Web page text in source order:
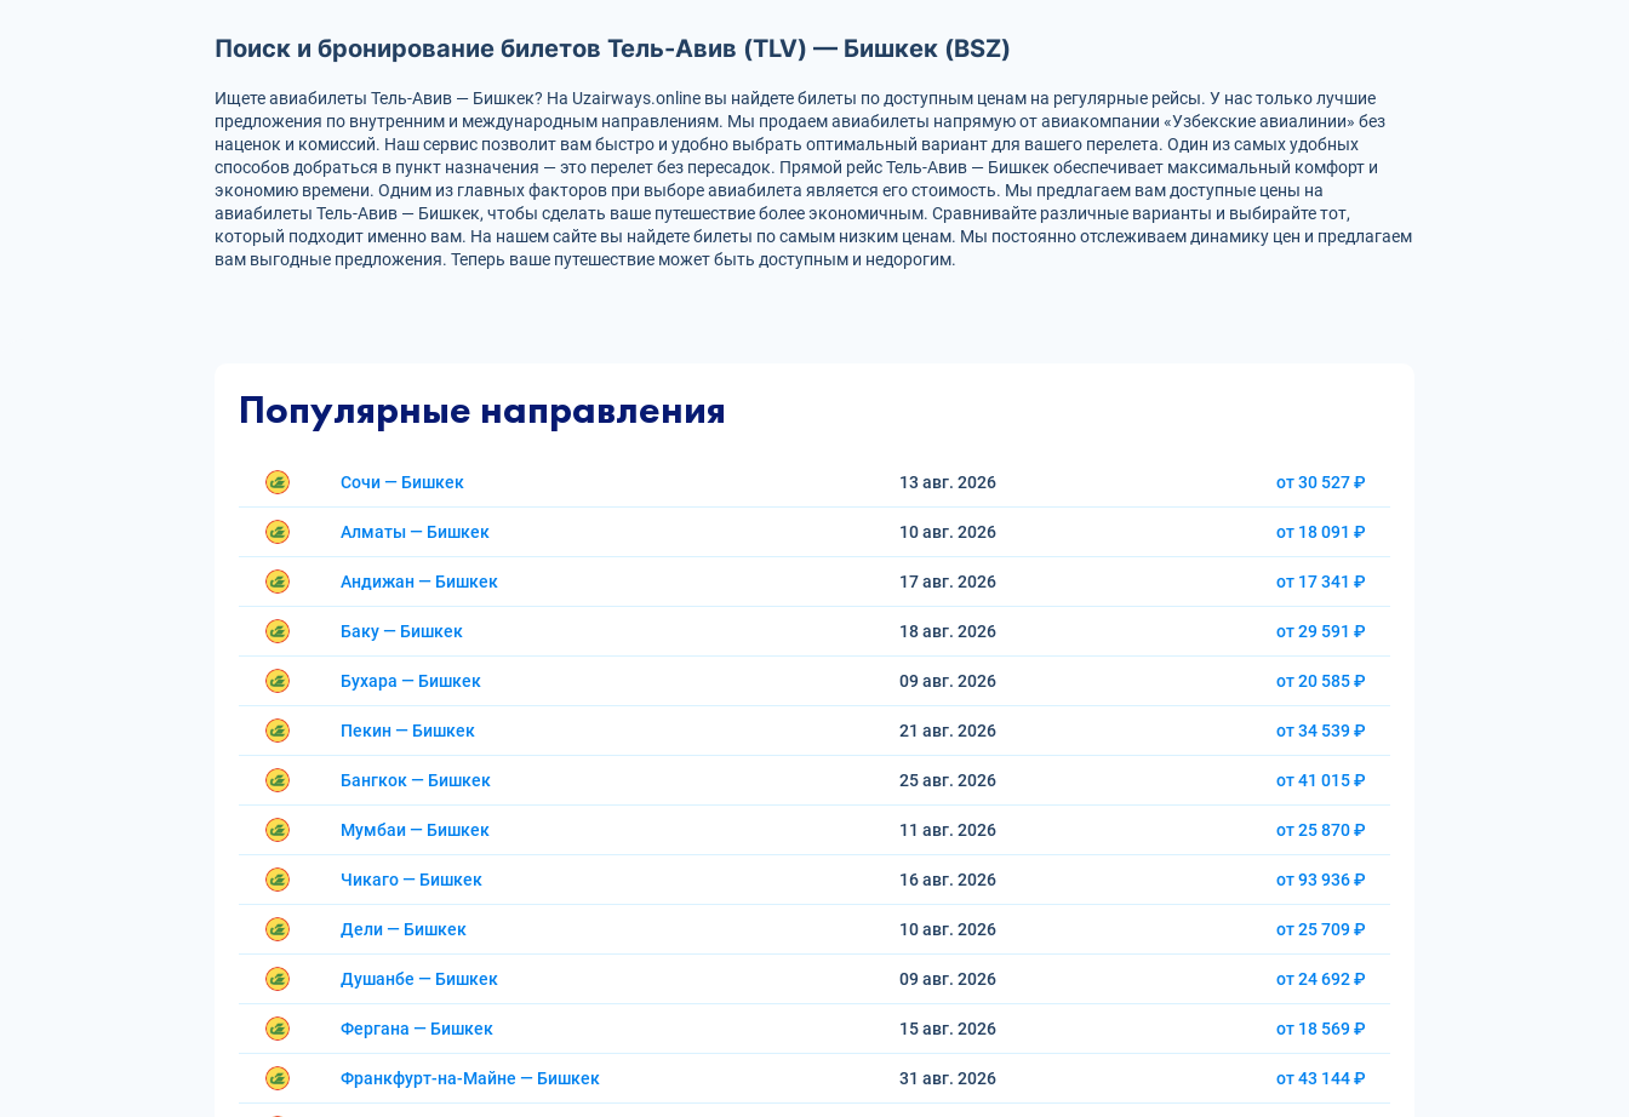
Поиск и бронирование билетов Тель-Авив (TLV) — Бишкек (BSZ)
Ищете авиабилеты Тель-Авив — Бишкек? На Uzairways.online вы найдете билеты по доступным ценам на регулярные рейсы. У нас только лучшие
предложения по внутренним и международным направлениям. Мы продаем авиабилеты напрямую от авиакомпании «Узбекские авиалинии» без
наценок и комиссий. Наш сервис позволит вам быстро и удобно выбрать оптимальный вариант для вашего перелета. Один из самых удобных
способов добраться в пункт назначения — это перелет без пересадок. Прямой рейс Тель-Авив — Бишкек обеспечивает максимальный комфорт и
экономию времени. Одним из главных факторов при выборе авиабилета является его стоимость. Мы предлагаем вам доступные цены на
авиабилеты Тель-Авив — Бишкек, чтобы сделать ваше путешествие более экономичным. Сравнивайте различные варианты и выбирайте тот,
который подходит именно вам. На нашем сайте вы найдете билеты по самым низким ценам. Мы постоянно отслеживаем динамику цен и предлагаем
вам выгодные предложения. Теперь ваше путешествие может быть доступным и недорогим.
Популярные направления
Сочи — Бишкек 13 авг. 2026 от 30 527 ₽
Алматы — Бишкек 10 авг. 2026 от 18 091 ₽
Андижан — Бишкек 17 авг. 2026 от 17 341 ₽
Баку — Бишкек 18 авг. 2026 от 29 591 ₽
Бухара — Бишкек 09 авг. 2026 от 20 585 ₽
Пекин — Бишкек 21 авг. 2026 от 34 539 ₽
Бангкок — Бишкек 25 авг. 2026 от 41 015 ₽
Мумбаи — Бишкек 11 авг. 2026 от 25 870 ₽
Чикаго — Бишкек 16 авг. 2026 от 93 936 ₽
Дели — Бишкек 10 авг. 2026 от 25 709 ₽
Душанбе — Бишкек 09 авг. 2026 от 24 692 ₽
Фергана — Бишкек 15 авг. 2026 от 18 569 ₽
Франкфурт-на-Майне — Бишкек 31 авг. 2026 от 43 144 ₽